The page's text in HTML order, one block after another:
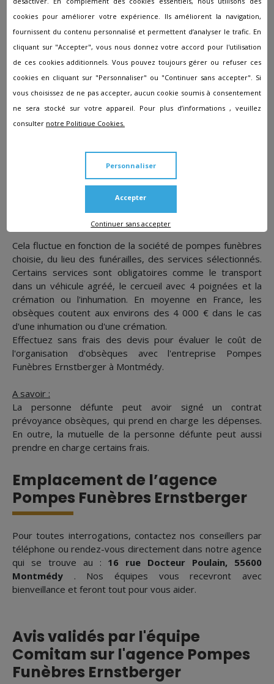
Devis obsèques
L'entreprisePompes Funèbres Ernstbergerà Montmédy
effectue des devis personnalisés afin que vous puissiez
avoir une évaluation des coûts à prévoir.
Entretien des sépultures
Pompes Funèbres Ernstberger
Combien coûtent des
funérailles ?
Cela fluctue en fonction de la société de pompes funèbres
choisie, du lieu des funérailles, des services sélectionnés.
Certains services sont obligatoires comme le transport
dans un véhicule agréé, le cercueil avec 4 poignées et la
crémation ou l'inhumation. En moyenne en France, les
obsèques coutent aux environs des 4 000 € dans le cas
d'une inhumation ou d'une crémation.
Effectuez sans frais des devis pour évaluer le coût de
l'organisation d'obsèques avec l'entreprise Pompes
Funèbres Ernstberger à Montmédy.
A savoir :
La personne défunte peut avoir signé un contrat
prévoyance obsèques, qui prend en charge les dépenses.
En outre, la mutuelle de la personne défunte peut aussi
prendre en charge certains frais.
Emplacement de l’agence
Pompes Funèbres Ernstberger
Pour toutes interrogations, contactez nos conseillers par
téléphone ou rendez-vous directement dans notre agence
qui se trouve au : 16 rue Docteur Poulain, 55600
Montmédy . Nos équipes vous recevront avec
bienveillance et feront tout pour vous aider.
Avis validés par l'équipe
Comitam sur l'agence Pompes
Funèbres Ernstberger
cookies pour améliorer votre expérience. Ils améliorent la navigation,
fournissent du contenu personnalisé et permettent d’analyser le trafic. En
cliquant sur "Accepter", vous nous donnez votre accord pour l'utilisation
de ces cookies additionnels. Vous pouvez toujours gérer ou refuser ces
cookies en cliquant sur "Personnaliser" ou "Continuer sans accepter". Si
vous choisissez de ne pas accepter, aucun cookie soumis à consentement
ne sera stocké sur votre appareil. Pour plus d’informations , veuillez
consulter notre Politique Cookies.
Continuer sans accepter
Personnaliser
Accepter